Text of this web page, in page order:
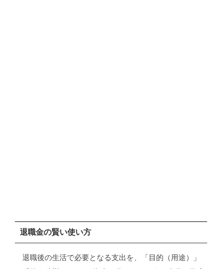
退職金の賢い使い方
退職後の生活で必要となる支出を、「目的（用途）」